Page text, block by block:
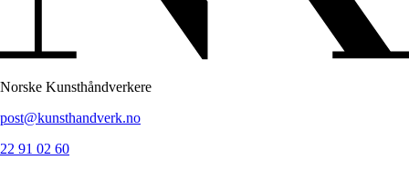
Norske Kunsthåndverkere
post@kunsthandverk.no
22 91 02 60